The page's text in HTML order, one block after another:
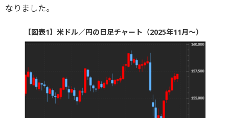
なりました。
【図表1】米ドル／円の日足チャート（2025年11月～）